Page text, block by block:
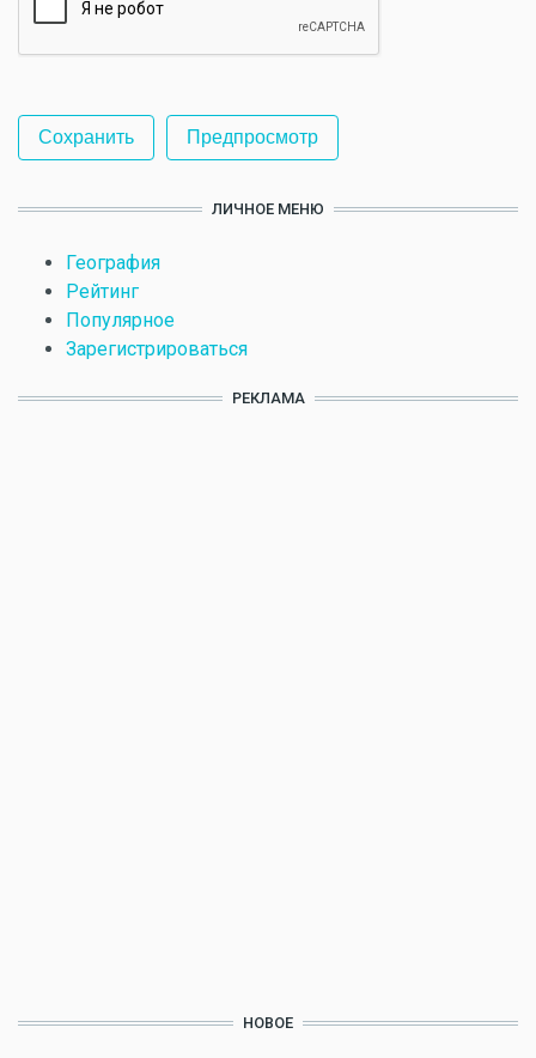
ЛИЧНОЕ МЕНЮ
География
Рейтинг
Популярное
Зарегистрироваться
РЕКЛАМА
НОВОЕ